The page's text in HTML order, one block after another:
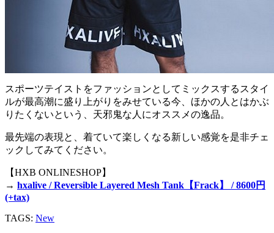
スポーツテイストをファッションとしてミックスするスタイ
ルが最高潮に盛り上がりをみせている今、ほかの人とはかぶ
りたくないという、天邪鬼な人にオススメの逸品。
最先端の表現と、着ていて楽しくなる新しい感覚を是非チェ
ックしてみてください。
【HXB ONLINESHOP】
→ hxalive / Reversible Layered Mesh Tank【Frack】 / 8600円
(+tax)
TAGS: New